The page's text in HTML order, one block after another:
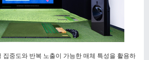
집중도와 반복 노출이 가능한 매체 특성을 활용하